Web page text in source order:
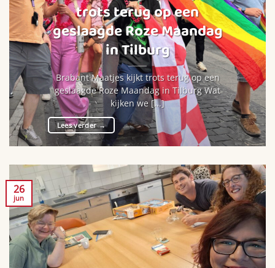
trots terug op een
geslaagde Roze Maandag
in Tilburg
Brabant Maatjes kijkt trots terug op een
geslaagde Roze Maandag in Tilburg Wat
kijken we [...]
Lees verder→
26
jun